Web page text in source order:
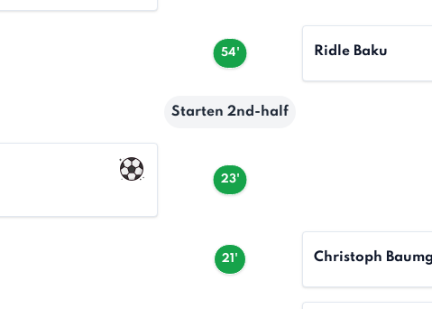
54' Ridle Baku
Starten 2nd-half
23'
21' Christoph